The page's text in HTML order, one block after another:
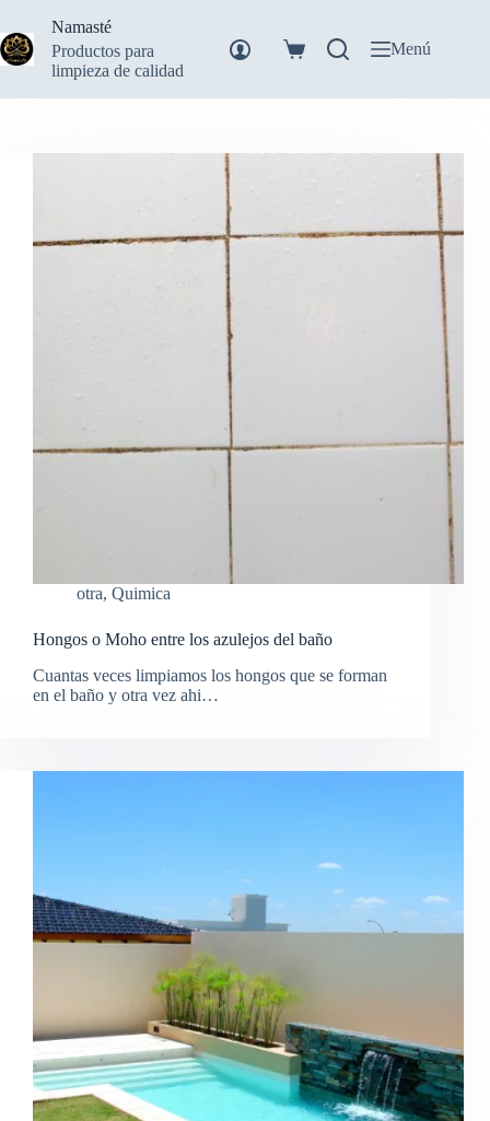
contenido
Namasté
Productos para
limpieza de calidad
Carro
compra
Menú
otra, Quimica
Hongos o Moho entre los azulejos del baño
Cuantas veces limpiamos los hongos que se forman
en el baño y otra vez ahi…